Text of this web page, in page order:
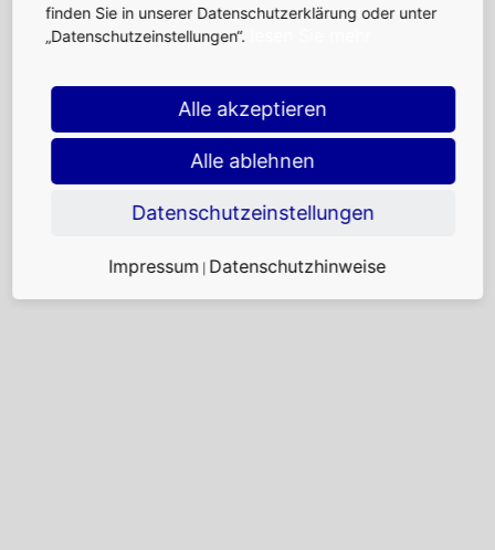
finden Sie in unserer Datenschutzerklärung oder unter
„Datenschutzeinstellungen“.
Alle akzeptieren
Alle ablehnen
Datenschutzeinstellungen
Impressum Datenschutzhinweise